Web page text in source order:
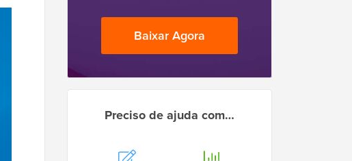
Baixar Agora
Preciso de ajuda com…